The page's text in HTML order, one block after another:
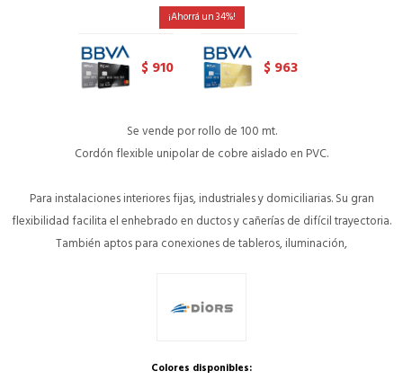
34
$ 910 $ 963
Se vende por rollo de 100 mt.
Cordón flexible unipolar de cobre aislado en PVC.
Para instalaciones interiores fijas, industriales y domiciliarias. Su gran
flexibilidad facilita el enhebrado en ductos y cañerías de difícil trayectoria.
También aptos para conexiones de tableros, iluminación,
Colores disponibles: